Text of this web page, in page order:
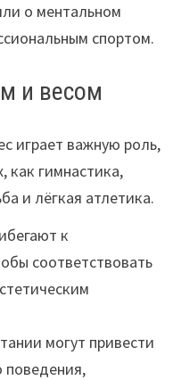
о ментальном
спортом.
и весом
играет важную роль,
как гимнастика,
и лёгкая атлетика.
к
соответствовать
могут привести
поведения,